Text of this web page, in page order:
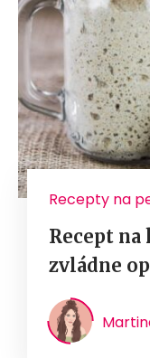
Recepty na
Recept
zvládne